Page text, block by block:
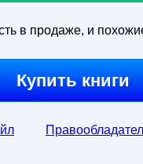
в продаже, и
Купить книги